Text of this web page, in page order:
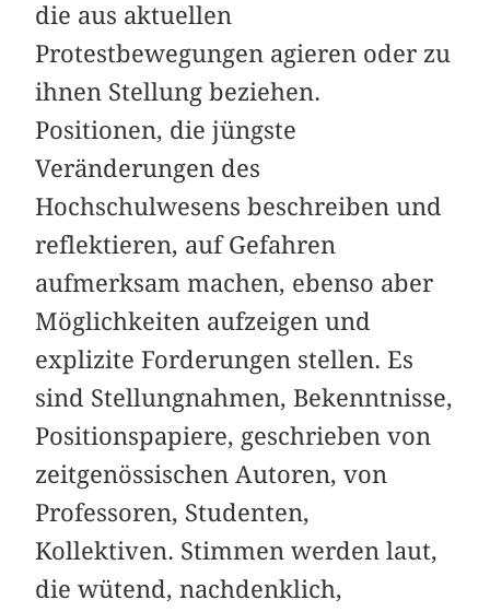
die aus ­aktuellen
Protestbewegungen agieren oder zu
ihnen Stellung beziehen.
Positionen, die jüngste
Veränderungen des
Hochschulwesens beschreiben und
reflektieren, auf Gefahren
aufmerksam machen, ebenso aber
Möglichkeiten aufzeigen und
explizite Forderungen stellen. Es
sind Stellungnahmen, Bekenntnisse,
Positionspapiere, geschrieben von
zeitgenössischen Autoren, von
Professoren, Studenten,
Kollektiven. Stimmen werden laut,
die wütend, nachdenklich,